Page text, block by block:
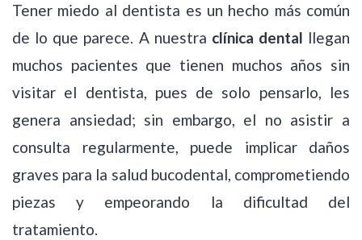
Tener miedo al dentista es un hecho más común
de lo que parece. A nuestra clínica dental llegan
muchos pacientes que tienen muchos años sin
visitar el dentista, pues de solo pensarlo, les
genera ansiedad; sin embargo, el no asistir a
consulta regularmente, puede implicar daños
graves para la salud bucodental, comprometiendo
piezas y empeorando la dificultad del
tratamiento.